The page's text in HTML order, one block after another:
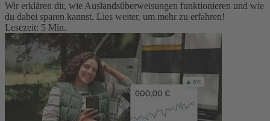
Wir erklären dir, wie Auslandsüberweisungen funktionieren und wie
du dabei sparen kannst. Lies weiter, um mehr zu erfahren!
Lesezeit: 5 Min.